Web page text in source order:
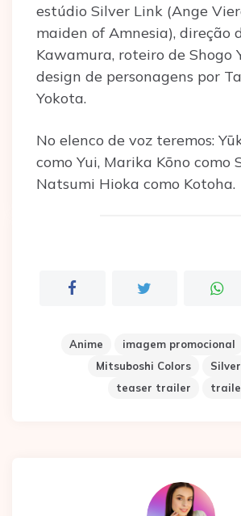
estúdio Silver Link (Ange
maiden of Amnesia), direção
Kawamura, roteiro de Shogo
design de personagens por
Yokota.
No elenco de voz teremos:
como Yui, Marika Kōno como
Natsumi Hioka como Kotoha.
Anime imagem promocional
Mitsuboshi Colors
teaser trailer